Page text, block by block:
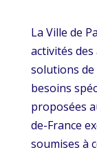
La Ville de
activités
solutions
besoins
proposées
de-France
soumises à